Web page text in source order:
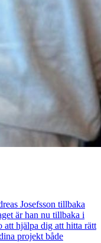
Josefsson tillbaka
är han nu tillbaka i
att hjälpa dig att hitta rätt
projekt både